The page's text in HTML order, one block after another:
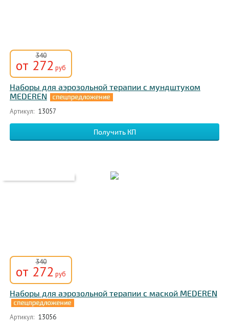
340
от 272 руб
Наборы для аэрозольной терапии с мундштуком
MEDEREN
Артикул: 13057
Получить КП
340
от 272 руб
Наборы для аэрозольной терапии с маской MEDEREN
Артикул: 13056